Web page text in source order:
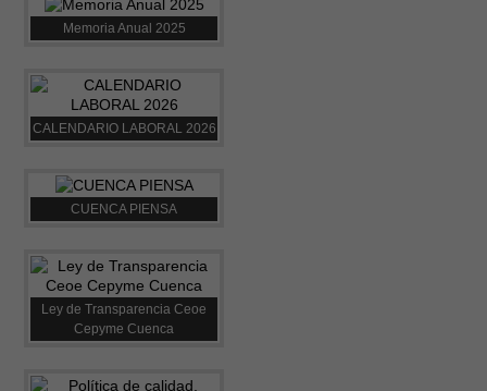
Memoria Anual 2025
CALENDARIO LABORAL 2026
CUENCA PIENSA
Ley de Transparencia Ceoe
Cepyme Cuenca